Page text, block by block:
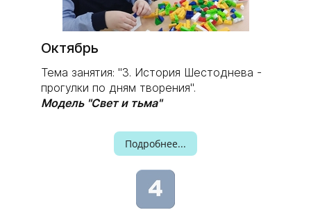
​Октябрь
Тема занятия: "3. История Шестоднева -
прогулки по дням творения".
Модель "Свет и тьма"
Подробнее...